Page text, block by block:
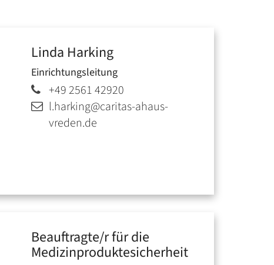
Linda Harking
Einrichtungsleitung
+49 2561 42920
l.harking@caritas-ahaus-
vreden.de
Beauftragte/r für die
Medizinproduktesicherheit